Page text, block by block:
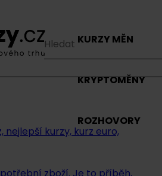
KURZY MĚN
KRYPTOMĚNY
ROZHOVORY